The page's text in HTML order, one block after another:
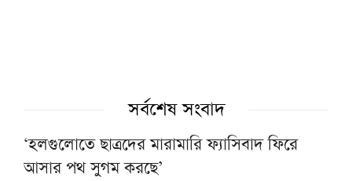
সর্বশেষ সংবাদ
‘হলগুলোতে ছাত্রদের মারামারি ফ্যাসিবাদ ফিরে
আসার পথ সুগম করছে’